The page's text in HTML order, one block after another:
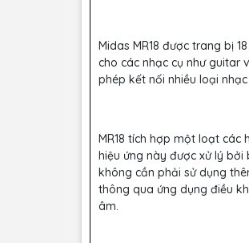
Midas MR18 được trang bị
cho các nhạc cụ như guitar
phép kết nối nhiều loại
MR18 tích hợp một loạt các
hiệu ứng này được xử lý
không cần phải sử dụng
thông qua ứng dụng điều
âm.